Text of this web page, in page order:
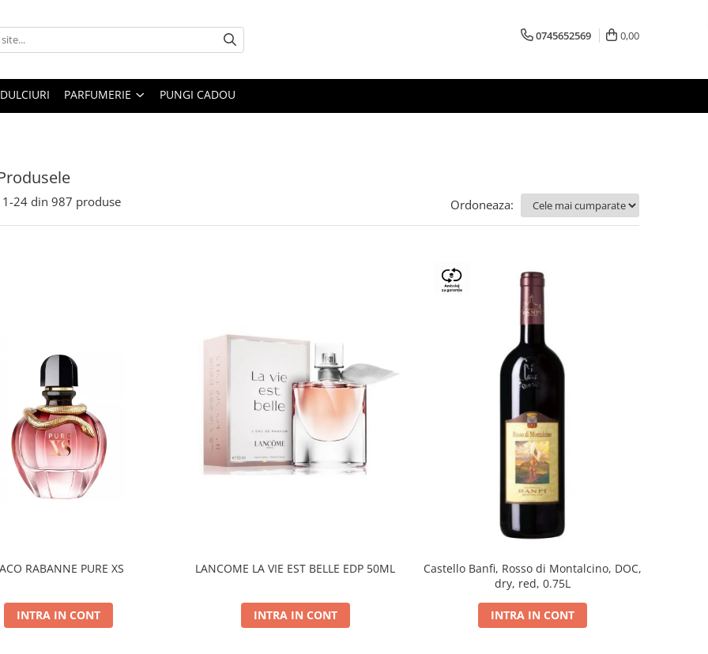
0745652569 0,00
DULCIURI PARFUMERIE PUNGI CADOU
1-24 din 987 produse Ordoneaza:
RABANNE PURE XS
INTRA IN CONT
LANCOME LA VIE EST BELLE EDP 50ML
INTRA IN CONT
Castello Banfi, Rosso di Montalcino, DOC,
dry, red, 0.75L
INTRA IN CONT